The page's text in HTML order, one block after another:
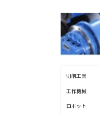
切削工具
工作機械
ロボット